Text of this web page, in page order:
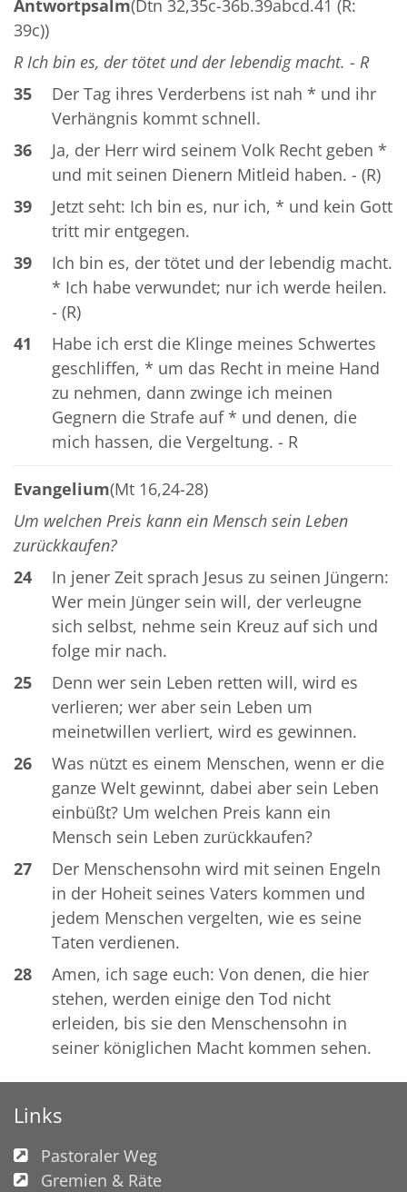
Antwortpsalm(Dtn 32,35c-36b.39abcd.41 (R:
39c))
R Ich bin es, der tötet und der lebendig macht. - R
35
Der Tag ihres Verderbens ist nah * und ihr
Verhängnis kommt schnell.
36
Ja, der Herr wird seinem Volk Recht geben *
und mit seinen Dienern Mitleid haben. - (R)
39
Jetzt seht: Ich bin es, nur ich, * und kein Gott
tritt mir entgegen.
39
Ich bin es, der tötet und der lebendig macht.
* Ich habe verwundet; nur ich werde heilen.
- (R)
41
Habe ich erst die Klinge meines Schwertes
geschliffen, * um das Recht in meine Hand
zu nehmen, dann zwinge ich meinen
Gegnern die Strafe auf * und denen, die
mich hassen, die Vergeltung. - R
Evangelium(Mt 16,24-28)
Um welchen Preis kann ein Mensch sein Leben
zurückkaufen?
24
In jener Zeit sprach Jesus zu seinen Jüngern:
Wer mein Jünger sein will, der verleugne
sich selbst, nehme sein Kreuz auf sich und
folge mir nach.
25
Denn wer sein Leben retten will, wird es
verlieren; wer aber sein Leben um
meinetwillen verliert, wird es gewinnen.
26
Was nützt es einem Menschen, wenn er die
ganze Welt gewinnt, dabei aber sein Leben
einbüßt? Um welchen Preis kann ein
Mensch sein Leben zurückkaufen?
27
Der Menschensohn wird mit seinen Engeln
in der Hoheit seines Vaters kommen und
jedem Menschen vergelten, wie es seine
Taten verdienen.
28
Amen, ich sage euch: Von denen, die hier
stehen, werden einige den Tod nicht
erleiden, bis sie den Menschensohn in
seiner königlichen Macht kommen sehen.
Links
Pastoraler Weg
Gremien & Räte